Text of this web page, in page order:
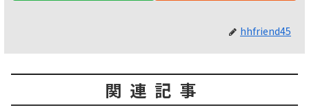
hhfriend45
関連記事